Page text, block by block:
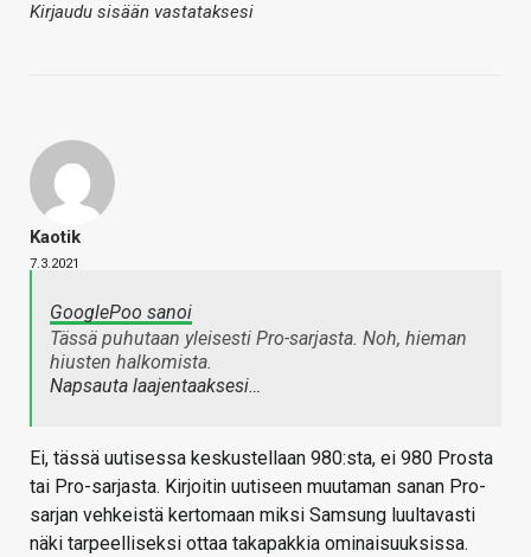
Kirjaudu sisään vastataksesi
Kaotik
7.3.2021
GooglePoo sanoi
Tässä puhutaan yleisesti Pro-sarjasta. Noh, hieman
hiusten halkomista.
Napsauta laajentaaksesi…
Ei, tässä uutisessa keskustellaan 980:sta, ei 980 Prosta
tai Pro-sarjasta. Kirjoitin uutiseen muutaman sanan Pro-
sarjan vehkeistä kertomaan miksi Samsung luultavasti
näki tarpeelliseksi ottaa takapakkia ominaisuuksissa.